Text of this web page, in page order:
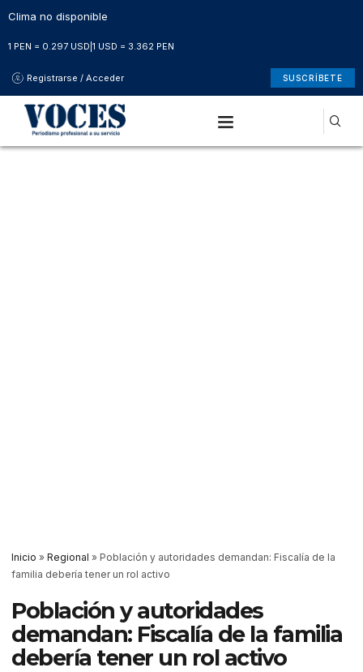
Clima no disponible
1 PEN = 0.297 USD 1 USD = 3.362 PEN
Registrarse / Acceder SUSCRÍBETE
Inicio » Regional » Población y autoridades demandan: Fiscalía de la
familia debería tener un rol activo
Población y autoridades
demandan: Fiscalía de la familia
debería tener un rol activo